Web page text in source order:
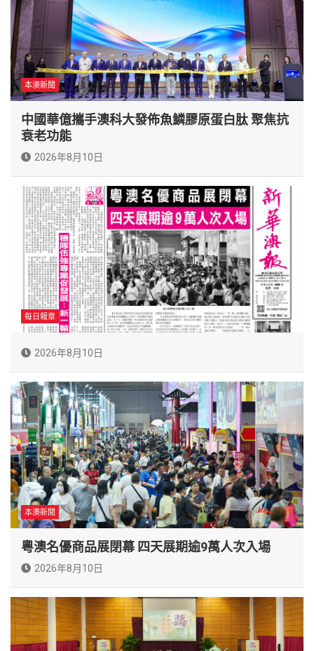
本澳新聞
中國華億攜手澳科大發佈魚鱗膠原蛋白肽 聚焦抗
衰老功能
2026年8月10日
每日報章
2026年8月10日
本澳新聞
粵澳名優商品展閉幕 四天展期逾9萬人次入場
2026年8月10日